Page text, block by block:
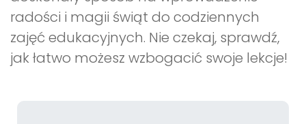
radości i magii świąt do codziennych
zajęć edukacyjnych. Nie czekaj, sprawdź,
jak łatwo możesz wzbogacić swoje lekcje!